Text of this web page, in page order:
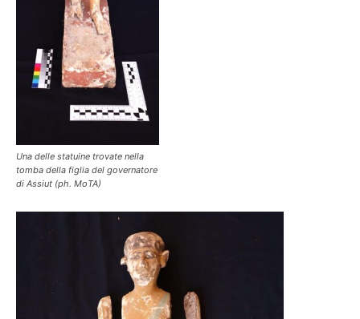
Una delle statuine trovate nella
tomba della figlia del governatore
di Assiut (ph. MoTA)